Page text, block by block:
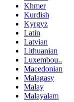
Khmer
Kurdish
Kyrgyz
Latin
Latvian
Lithuanian
Luxembou..
Macedonian
Malagasy
Malay
Malayalam